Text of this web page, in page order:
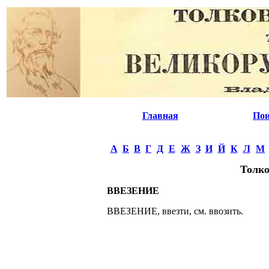
Главная
А Б В Г Д Е Ж З И Й К Л М
ВВЕЗЕНИЕ
ВВЕЗЕНИЕ, ввезти, см. ввозить.